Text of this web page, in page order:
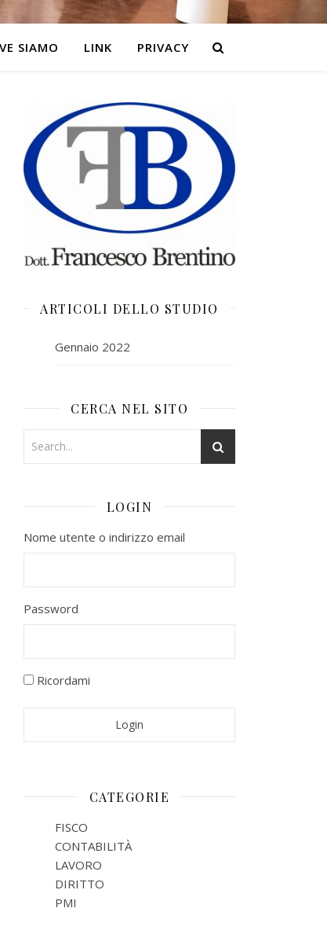
SIAMO LINK PRIVACY
ARTICOLI DELLO STUDIO
Gennaio 2022
CERCA NEL SITO
LOGIN
Nome utente o indirizzo email
Password
Ricordami
CATEGORIE
FISCO
CONTABILITÀ
LAVORO
DIRITTO
PMI